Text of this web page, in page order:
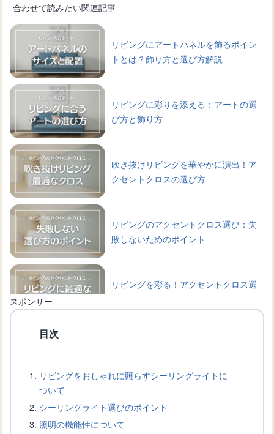
合わせて読みたい関連記事
リビングにアートパネルを飾るポイン
トとは？飾り方と選び方解説
リビングに彩りを添える：アートの選
び方と飾り方
吹き抜けリビングを華やかに演出！ア
クセントクロスの選び方
リビングのアクセントクロス選び：失
敗しないためのポイント
リビングを彩る！アクセントクロス選
インアイデア
広いリビングを効率よく冷暖房！20畳
スポンサー
目次
リビングをおしゃれに照らすシーリングライトに
ついて
シーリングライト選びのポイント
照明の機能性について